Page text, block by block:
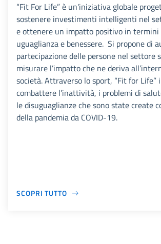
“Fit For Life” è un'iniziativa globale
sostenere investimenti intelligenti nel
e ottenere un impatto positivo in
uguaglianza e benessere. Si propone di
partecipazione delle persone nel settore
misurare l’impatto che ne deriva
società. Attraverso lo sport, “Fit for Life”
combattere l’inattività, i problemi di
le disuguaglianze che sono state create
della pandemia da COVID-19.
SCOPRI TUTTO